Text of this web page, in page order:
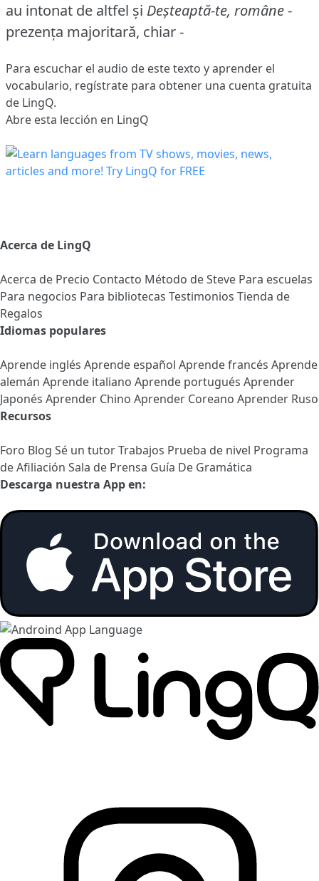
au intonat de altfel şi Deşteaptă-te, române-
prezenţa majoritară, chiar -
Para escuchar el audio de este texto y aprender el
vocabulario, regístrate para obtener una cuenta gratuita
de LingQ.
Abre esta lección en LingQ
Acerca de LingQ
Acerca de Precio Contacto Método de Steve Para escuelas
Para negocios Para bibliotecas Testimonios Tienda de
Regalos
Idiomas populares
Aprende inglés Aprende español Aprende francés Aprende
alemán Aprende italiano Aprende portugués Aprender
Japonés Aprender Chino Aprender Coreano Aprender Ruso
Recursos
Foro Blog Sé un tutorTrabajos Prueba de nivel Programa
de Afiliación Sala de Prensa Guía De Gramática
Descarga nuestra App en: